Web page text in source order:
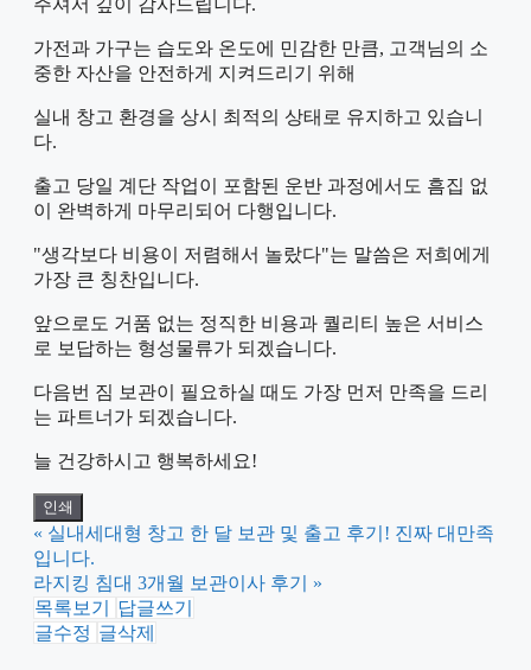
가전과 가구는 습도와 온도에 민감한 만큼, 고객님의 소
중한 자산을 안전하게 지켜드리기 위해
실내 창고 환경을 상시 최적의 상태로 유지하고 있습니
다.
출고 당일 계단 작업이 포함된 운반 과정에서도 흠집 없
이 완벽하게 마무리되어 다행입니다.
"생각보다 비용이 저렴해서 놀랐다"는 말씀은 저희에게
가장 큰 칭찬입니다.
앞으로도 거품 없는 정직한 비용과 퀄리티 높은 서비스
로 보답하는 형성물류가 되겠습니다.
다음번 짐 보관이 필요하실 때도 가장 먼저 만족을 드리
는 파트너가 되겠습니다.
늘 건강하시고 행복하세요!
인쇄
« 실내세대형 창고 한 달 보관 및 출고 후기! 진짜 대만족
입니다.
라지킹 침대 3개월 보관이사 후기
»
목록보기
답글쓰기
글수정 글삭제